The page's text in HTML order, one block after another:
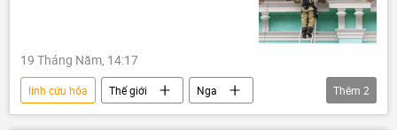
19 Tháng Năm, 14:17
lính cứu hỏa Thế giới
Nga
Khoa học
cứu nạn
Thêm 2